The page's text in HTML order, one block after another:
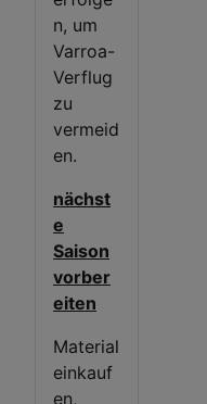
n, um
Varroa-
Verflug
zu
vermeid
en.
nächst
e
Saison
vorber
eiten
Material
einkauf
en,